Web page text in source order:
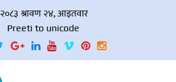
२०८३ श्रावण २४, आइतवार
Preeti to unicode